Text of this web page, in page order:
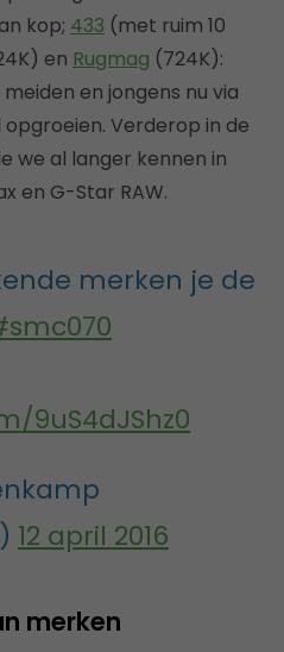
kop; 433 (met ruim 10
en Rugmag (724K):
en jongens nu via
Verderop in de
we al langer kennen in
en G-Star RAW.
merken je de
9uS4dJShz0
12 april 2016
merken